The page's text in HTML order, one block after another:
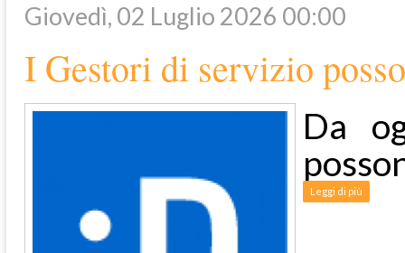
Giovedì, 02 Luglio 2026 00:00
I Gestori di servizio
Da
Leggi di più